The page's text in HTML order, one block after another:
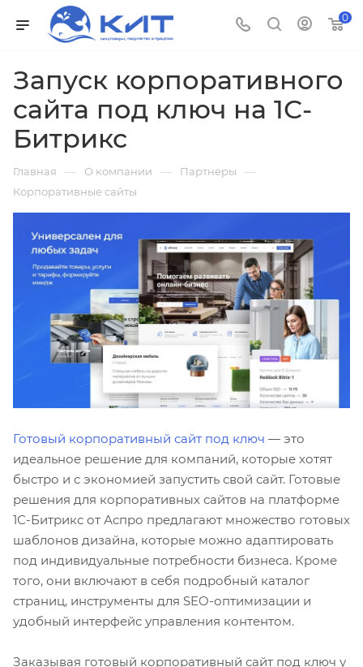
0
Запуск корпоративного
сайта под ключ на 1С-
Битрикс
Главная — О компании — Партнеры —
Корпоративные сайты
Готовый корпоративный сайт под ключ — это
идеальное решение для компаний, которые хотят
быстро и с экономией запустить свой сайт. Готовые
решения для корпоративных сайтов на платформе
1С-Битрикс от Аспро предлагают множество готовых
шаблонов дизайна, которые можно адаптировать
под индивидуальные потребности бизнеса. Кроме
того, они включают в себя подробный каталог
страниц, инструменты для SEO-оптимизации и
удобный интерфейс управления контентом.
Заказывая готовый корпоративный сайт под ключ у